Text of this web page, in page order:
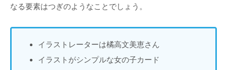
なる要素はつぎのようなことでしょう。
イラストレーターは橘高文美恵さん
イラストがシンプルな女の子カード